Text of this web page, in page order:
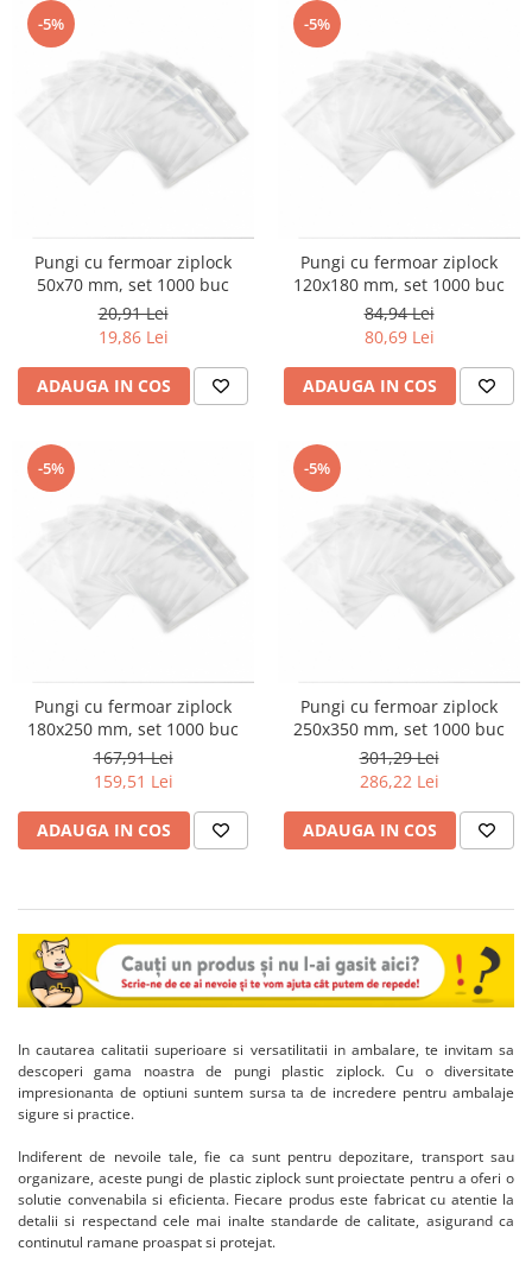
-5%
Pungi cu fermoar ziplock
50x70 mm, set 1000 buc
20,91 Lei
19,86 Lei
ADAUGA IN COS
-5%
Pungi cu fermoar ziplock
120x180 mm, set 1000 buc
84,94 Lei
80,69 Lei
ADAUGA IN COS
-5%
Pungi cu fermoar ziplock
180x250 mm, set 1000 buc
167,91 Lei
159,51 Lei
ADAUGA IN COS
-5%
Pungi cu fermoar ziplock
250x350 mm, set 1000 buc
301,29 Lei
286,22 Lei
ADAUGA IN COS
In cautarea calitatii superioare si versatilitatii in ambalare, te invitam sa
descoperi gama noastra de pungi plastic ziplock. Cu o diversitate
impresionanta de optiuni suntem sursa ta de incredere pentru ambalaje
sigure si practice.
Indiferent de nevoile tale, fie ca sunt pentru depozitare, transport sau
organizare, aceste pungi de plastic ziplock sunt proiectate pentru a oferi o
solutie convenabila si eficienta. Fiecare produs este fabricat cu atentie la
detalii si respectand cele mai inalte standarde de calitate, asigurand ca
continutul ramane proaspat si protejat.